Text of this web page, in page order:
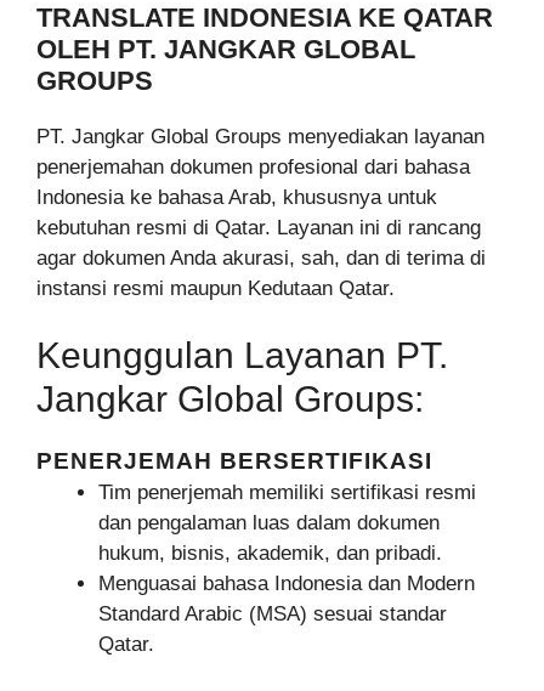
TRANSLATE INDONESIA KE QATAR
OLEH PT. JANGKAR GLOBAL
GROUPS
PT. Jangkar Global Groups menyediakan layanan
penerjemahan dokumen profesional dari bahasa
Indonesia ke bahasa Arab, khususnya untuk
kebutuhan resmi di Qatar. Layanan ini di rancang
agar dokumen Anda akurasi, sah, dan di terima di
instansi resmi maupun Kedutaan Qatar.
Keunggulan Layanan PT.
Jangkar Global Groups:
PENERJEMAH BERSERTIFIKASI
Tim penerjemah memiliki sertifikasi resmi
dan pengalaman luas dalam dokumen
hukum, bisnis, akademik, dan pribadi.
Menguasai bahasa Indonesia dan Modern
Standard Arabic (MSA) sesuai standar
Qatar.